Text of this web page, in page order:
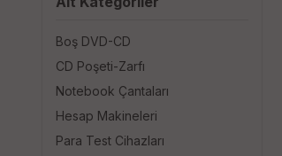
Boş DVD-CD
CD Poşeti-Zarfı
Notebook Çantaları
Hesap Makineleri
Para Test Cihazları